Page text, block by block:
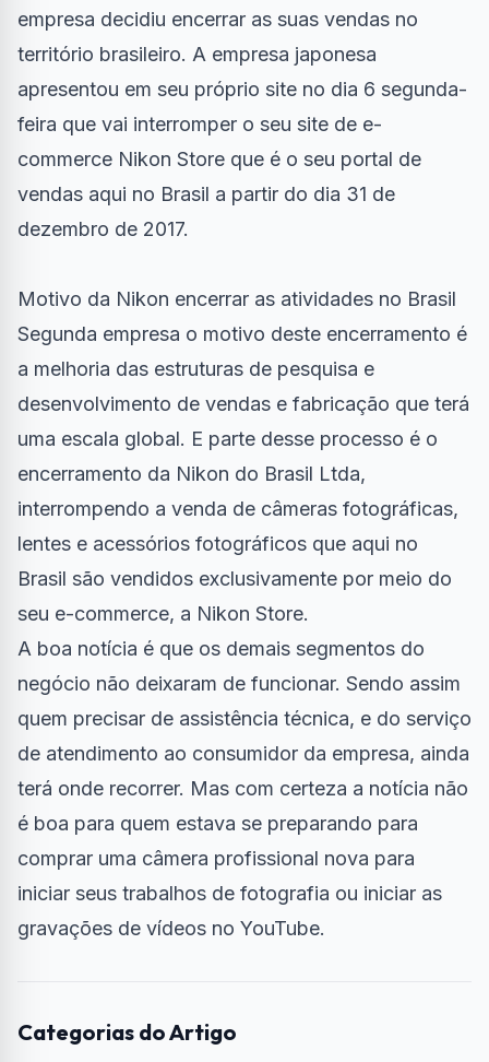
empresa decidiu encerrar as suas vendas no
território brasileiro. A empresa japonesa
apresentou em seu próprio site no dia 6 segunda-
feira que vai interromper o seu site de e-
commerce Nikon Store que é o seu portal de
vendas aqui no Brasil a partir do dia 31 de
dezembro de 2017.
Motivo da Nikon encerrar as atividades no Brasil
Segunda empresa o motivo deste encerramento é
a melhoria das estruturas de pesquisa e
desenvolvimento de vendas e fabricação que terá
uma escala global. E parte desse processo é o
encerramento da Nikon do Brasil Ltda,
interrompendo a venda de câmeras fotográficas,
lentes e acessórios fotográficos que aqui no
Brasil são vendidos exclusivamente por meio do
seu e-commerce, a Nikon Store.
A boa notícia é que os demais segmentos do
negócio não deixaram de funcionar. Sendo assim
quem precisar de assistência técnica, e do serviço
de atendimento ao consumidor da empresa, ainda
terá onde recorrer. Mas com certeza a notícia não
é boa para quem estava se preparando para
comprar uma câmera profissional nova para
iniciar seus trabalhos de fotografia ou iniciar as
gravações de vídeos no YouTube.
Categorias do Artigo